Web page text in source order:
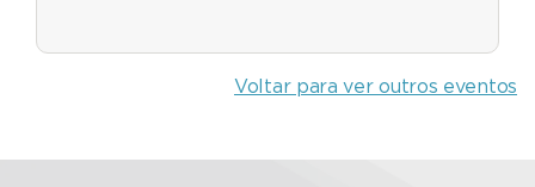
Voltar para ver outros eventos